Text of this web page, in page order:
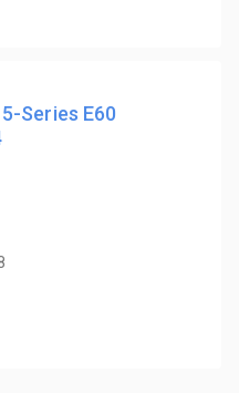
Series E60